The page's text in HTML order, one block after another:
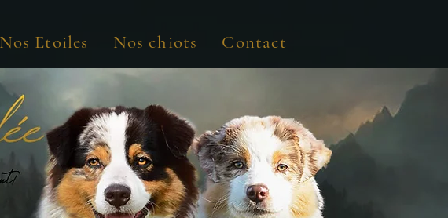
Nos Etoiles Nos chiots Contact